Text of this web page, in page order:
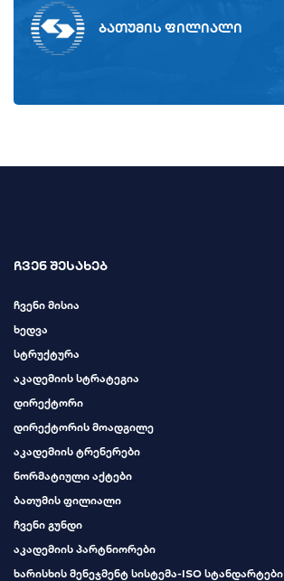
ბათუმის ფილიალი
ჩვენ შესახებ
ჩვენი მისია
ხედვა
სტრუქტურა
აკადემიის სტრატეგია
დირექტორი
დირექტორის მოადგილე
აკადემიის ტრენერები
ნორმატიული აქტები
ბათუმის ფილიალი
ჩვენი გუნდი
აკადემიის პარტნიორები
ხარისხის მენეჯმენტ სისტემა-ISO სტანდარტები